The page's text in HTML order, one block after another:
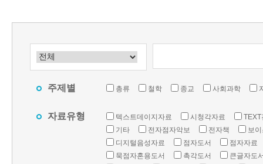
주제별 총류 철학 종교 사회과학
자료유형 텍스트데이지자료 시청각자료
TEXT
기타
전자점자악보 전자책
보
디지털음성자료
점자도서
점자자료
묵점자혼용도서
촉각도서
큰글자도